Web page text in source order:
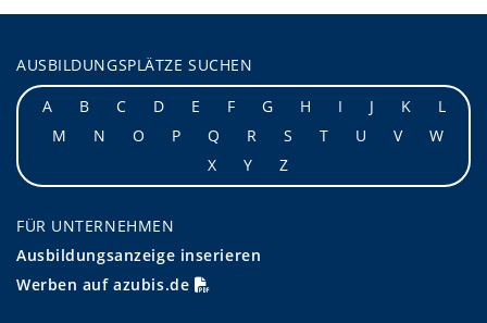
AUSBILDUNGSPLÄTZE SUCHEN
A
B C D E F G H I J K
L
M
N O P Q R S T U V
W
X
Y Z
FÜR UNTERNEHMEN
Ausbildungsanzeige inserieren
Werben auf azubis.de